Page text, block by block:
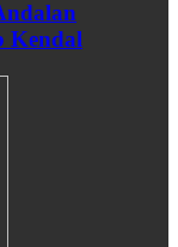
Kendal